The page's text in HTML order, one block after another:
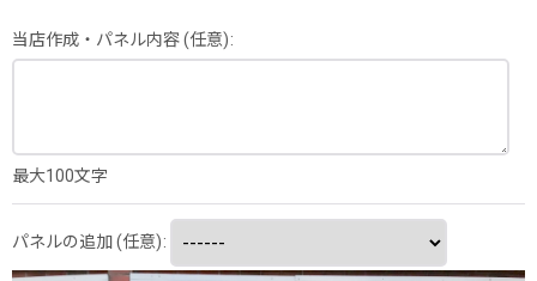
当店作成・パネル内容(任意):
最大100文字
パネルの追加(任意):